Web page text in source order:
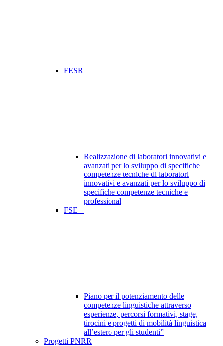
FESR
Realizzazione di laboratori innovativi e
avanzati per lo sviluppo di specifiche
competenze tecniche di laboratori
innovativi e avanzati per lo sviluppo di
specifiche competenze tecniche e
professional
FSE +
Piano per il potenziamento delle
competenze linguistiche attraverso
esperienze, percorsi formativi, stage,
tirocini e progetti di mobilità linguistica
all’estero per gli studenti”
Progetti PNRR